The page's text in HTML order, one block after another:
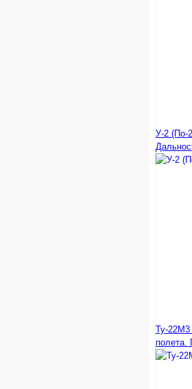
У-2 (По-
Ту-22М3
полета.